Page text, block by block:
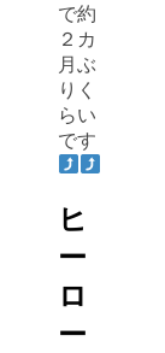
で約
２カ
月ぶ
りく
らい
です
ヒ
ー
ロ
ー